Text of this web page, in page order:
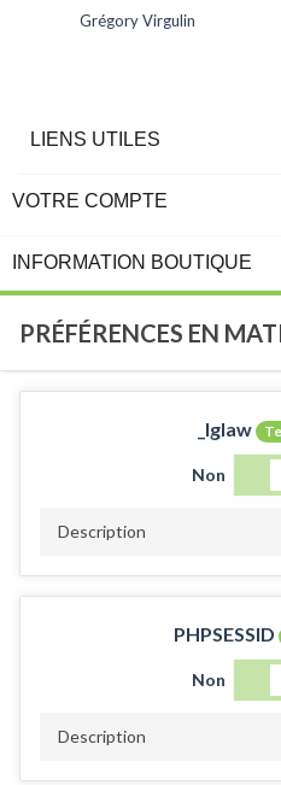
Grégory Virgulin
LIENS UTILES
VOTRE COMPTE
INFORMATION BOUTIQUE
PRÉFÉRENCES EN
_lglaw
Non
Description
PHPSESSID
Non
Description